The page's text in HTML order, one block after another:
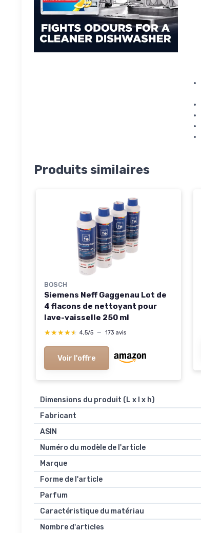
Produits similaires
BOSCH
Siemens Neff Gaggenau Lot de
4 flacons de nettoyant pour
lave-vaisselle 250 ml
★★★★★
★★★★★ 4,5/5 — 173 avis
Voir l'offre
Dimensions du produit (L x l x h)
Fabricant
ASIN
Numéro du modèle de l'article
Marque
Forme de l'article
Parfum
Caractéristique du matériau
Nombre d'articles